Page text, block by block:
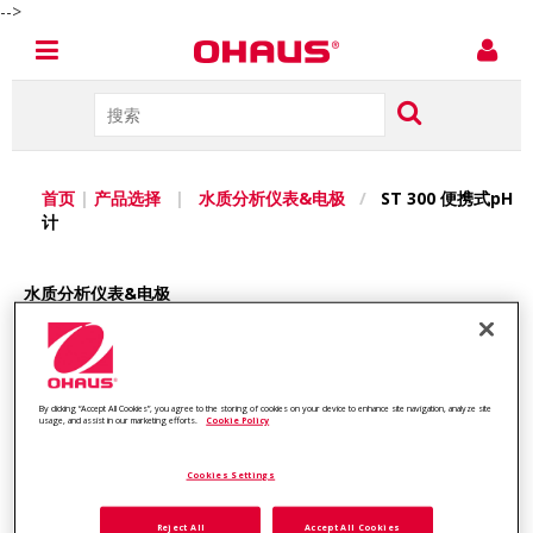
-->
首页 | 产品选择 | 水质分析仪表&电极 / ST 300 便携式pH
计
水质分析仪表&电极
ST 300 便携式PH计
两用设计，一手掌握
ST 300是一款0.01pH精度的便携式pH计。其设计布局合理，简洁
饮料等各个行业。ST 300符合中国相关标准规范(CPA许可证)，符
By clicking “Accept All Cookies”, you agree to the storing of cookies on your device to enhance site navigation, analyze site
usage, and assist in our marketing efforts.
Cookie Policy
Cookies Settings
Reject All Accept All Cookies